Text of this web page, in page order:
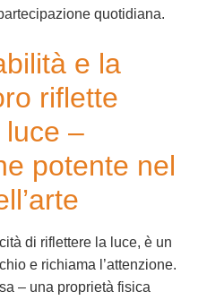
quotidiana.
e la
riflette
luce –
potente nel
di riflettere la luce, è un
e richiama l’attenzione.
– una proprietà fisica